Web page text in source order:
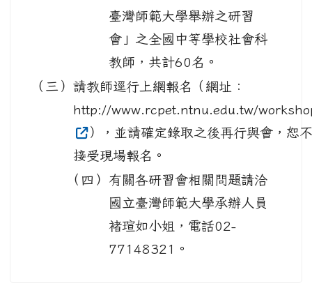
臺灣師範大學舉辦之研習
會」之全國中等學校社會科
教師，共計60名。
（三）
請教師逕行上網報名（網址：
http://www.rcpet.ntnu.edu.tw/
），並請確定錄取之後再行與會，恕
接受現場報名。
（四）
有關各研習會相關問題請洽
國立臺灣師範大學承辦人員
褚瑄如小姐，電話02-
77148321。